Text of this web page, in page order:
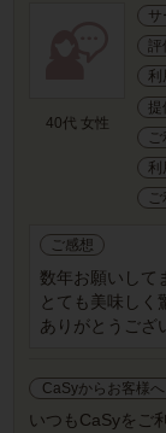
40代 女性
サ
評
利
提
利
ご感想
数年お願いして
とても美味しく
ありがとうござ
CaSyからお客様へ
いつもCaSyをご